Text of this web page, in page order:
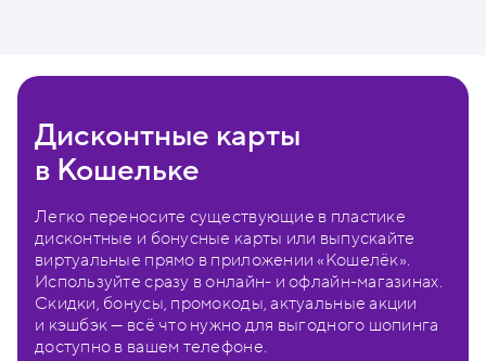
Дисконтные карты
в Кошельке
Легко переносите существующие в пластике
дисконтные и бонусные карты или выпускайте
виртуальные прямо в приложении «Кошелёк».
Используйте сразу в онлайн- и офлайн-магазинах.
Скидки, бонусы, промокоды, актуальные акции
и кэшбэк — всё что нужно для выгодного шопинга
доступно в вашем телефоне.